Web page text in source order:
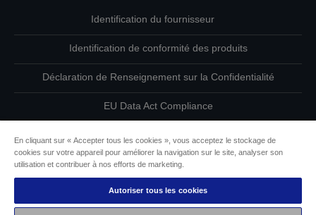
Identification du fournisseur
Identification de conformité des produits
Déclaration de Renseignement sur la Confidentialité
EU Data Act Compliance
Informations sur les cookies
L’engagement d’Epson pour l’accessibilité
En cliquant sur « Accepter tous les cookies », vous acceptez le stockage de
cookies sur votre appareil pour améliorer la navigation sur le site, analyser son
utilisation et contribuer à nos efforts de marketing.
Autoriser tous les cookies